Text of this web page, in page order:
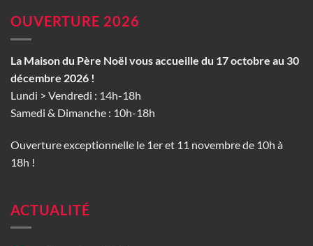
OUVERTURE 2026
La Maison du Père Noël vous accueille du 17 octobre au 30
décembre 2026 !
Lundi > Vendredi : 14h-18h
Samedi & Dimanche : 10h-18h
Ouverture exceptionnelle le 1er et 11 novembre de 10h à
18h !
ACTUALITÉ